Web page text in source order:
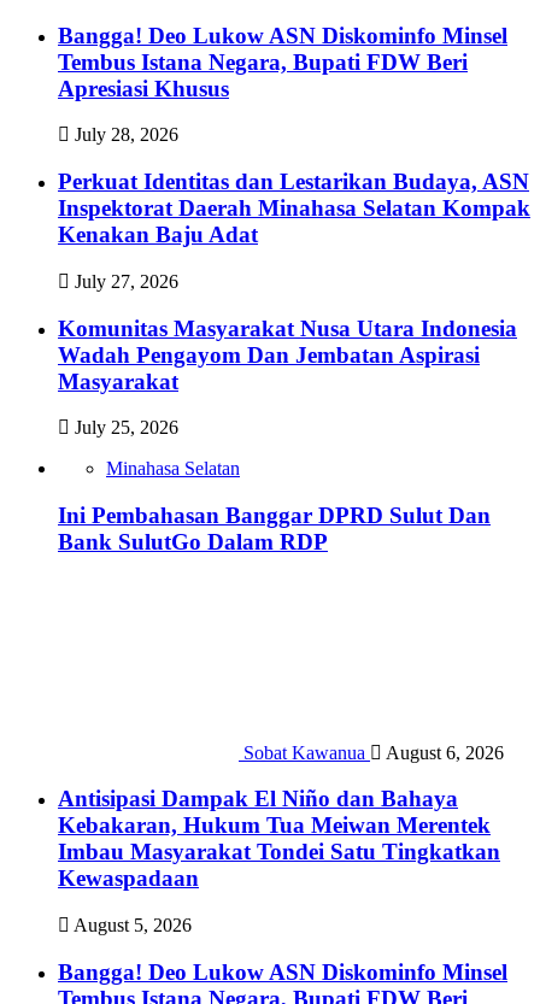
Bangga! Deo Lukow ASN Diskominfo Minsel
Tembus Istana Negara, Bupati FDW Beri
Apresiasi Khusus‎
July 28, 2026
Perkuat Identitas dan Lestarikan Budaya, ASN
Inspektorat Daerah Minahasa Selatan Kompak
Kenakan Baju Adat
July 27, 2026
Komunitas Masyarakat Nusa Utara Indonesia
Wadah Pengayom Dan Jembatan Aspirasi
Masyarakat
July 25, 2026
Minahasa Selatan
Ini Pembahasan Banggar DPRD Sulut Dan
Bank SulutGo Dalam RDP
Sobat Kawanua August 6, 2026
Antisipasi Dampak El Niño dan Bahaya
Kebakaran, Hukum Tua Meiwan Merentek
Imbau Masyarakat Tondei Satu Tingkatkan
Kewaspadaan
August 5, 2026
Bangga! Deo Lukow ASN Diskominfo Minsel
Tembus Istana Negara, Bupati FDW Beri